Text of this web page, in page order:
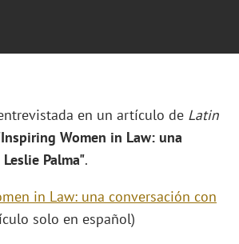
en un artículo de Latin
Women in Law: una
Palma".
in Law: una conversación con
solo en español)